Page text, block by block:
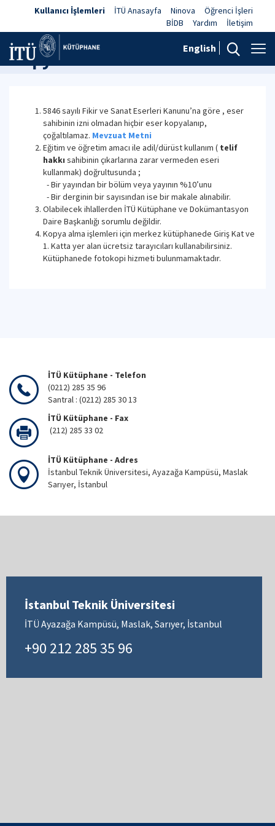
Kullanıcı İşlemleri İTÜ Anasayfa Ninova
Öğrenci İşleri
BİDB
Yardım İletişim
English
Kopyalama
5846 sayılı Fikir ve Sanat Eserleri Kanunu’na göre , eser
sahibinin izni olmadan hiçbir eser kopyalanıp,
çoğaltılamaz. Mevzuat Metni
Eğitim ve öğretim amacı ile adil/dürüst kullanım ( telif
hakkı sahibinin çıkarlarına zarar vermeden eseri
kullanmak) doğrultusunda ;
- Bir yayından bir bölüm veya yayının %10’unu
- Bir derginin bir sayısından ise bir makale alınabilir.
Olabilecek ihlallerden İTÜ Kütüphane ve Dokümantasyon
Daire Başkanlığı sorumlu değildir.
Kopya alma işlemleri için merkez kütüphanede Giriş Kat ve
1. Katta yer alan ücretsiz tarayıcıları kullanabilirsiniz.
Kütüphanede fotokopi hizmeti bulunmamaktadır.
İTÜ Kütüphane - Telefon
(0212) 285 35 96
Santral : (0212) 285 30 13
İTÜ Kütüphane - Fax
(212) 285 33 02
İTÜ Kütüphane - Adres
İstanbul Teknik Üniversitesi, Ayazağa Kampüsü, Maslak
Sarıyer, İstanbul
İstanbul Teknik Üniversitesi
İTÜ Ayazağa Kampüsü, Maslak, Sarıyer, İstanbul
+90 212 285 35 96